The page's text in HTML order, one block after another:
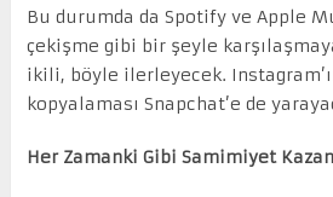
Bu durumda da Spotify ve Apple
çekişme gibi bir şeyle
ikili, böyle ilerleyecek.
kopyalaması Snapchat’e de
Her Zamanki Gibi Samimiyet